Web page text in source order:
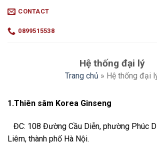
content
CONTACT
0899515538
Hệ thống đại lý
Trang chủ » Hệ thống đại
1.Thiên sâm Korea Ginseng
ĐC: 108 Đường Cầu Diễn, phường Phúc
Liêm, thành phố Hà Nội.